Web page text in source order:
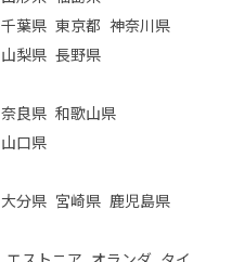
千葉県 東京都 神奈川県
山梨県 長野県
奈良県 和歌山県
山口県
大分県 宮崎県 鹿児島県